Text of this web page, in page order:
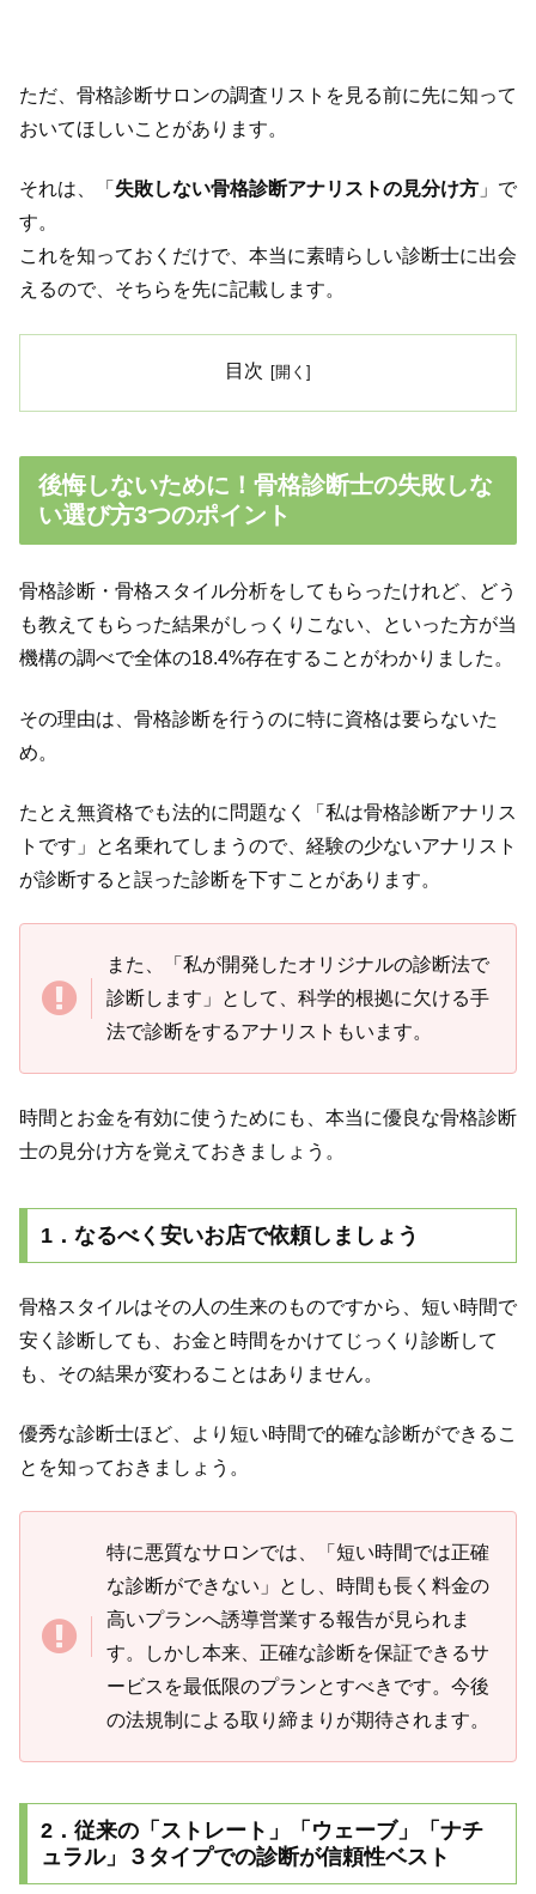
ただ、骨格診断サロンの調査リストを見る前に先に知って
おいてほしいことがあります。
それは、「 失敗しない骨格診断アナリストの見分け方 」で
す。
これを知っておくだけで、本当に素晴らしい診断士に出会
えるので、そちらを先に記載します。
目次
後悔しないために！骨格診断士の失敗しな
い選び方3つのポイント
骨格診断・骨格スタイル分析をしてもらったけれど、どう
も教えてもらった結果がしっくりこない、といった方が当
機構の調べで全体の18.4%存在することがわかりました。
その理由は、骨格診断を行うのに特に資格は要らないた
め。
たとえ無資格でも法的に問題なく「私は骨格診断アナリス
トです」と名乗れてしまうので、経験の少ないアナリスト
が診断すると誤った診断を下すことがあります。
また、「私が開発したオリジナルの診断法で
診断します」として、科学的根拠に欠ける手
法で診断をするアナリストもいます。
時間とお金を有効に使うためにも、本当に優良な骨格診断
士の見分け方を覚えておきましょう。
1．なるべく安いお店で依頼しましょう
骨格スタイルはその人の生来のものですから、短い時間で
安く診断しても、お金と時間をかけてじっくり診断して
も、その結果が変わることはありません。
優秀な診断士ほど、より短い時間で的確な診断ができるこ
とを知っておきましょう。
特に悪質なサロンでは、「短い時間では正確
な診断ができない」とし、時間も長く料金の
高いプランへ誘導営業する報告が見られま
す。しかし本来、正確な診断を保証できるサ
ービスを最低限のプランとすべきです。今後
の法規制による取り締まりが期待されます。
2．従来の「ストレート」「ウェーブ」「ナチ
ュラル」３タイプでの診断が信頼性ベスト